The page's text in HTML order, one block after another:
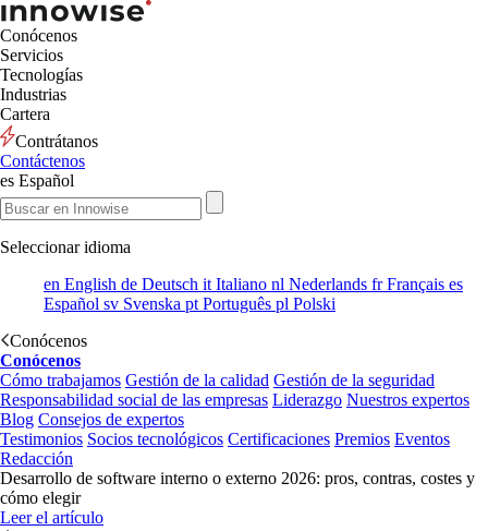
Conócenos
Servicios
Tecnologías
Industrias
Cartera
Contrátanos
Contáctenos
es Español
Seleccionar idioma
en English de Deutsch it Italiano nl Nederlands frFrançais es
Español sv Svenska pt Português pl Polski
Conócenos
Conócenos
Cómo trabajamos Gestión de la calidad Gestión de la seguridad
Responsabilidad social de las empresas Liderazgo Nuestros expertos
Blog Consejos de expertos
Testimonios Socios tecnológicos Certificaciones Premios Eventos
Redacción
Desarrollo de software interno o externo 2026: pros, contras, costes y
cómo elegir
Leer el artículo